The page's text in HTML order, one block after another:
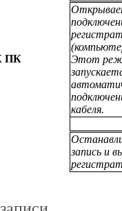
ПК
Этот
кабеля.
запись и